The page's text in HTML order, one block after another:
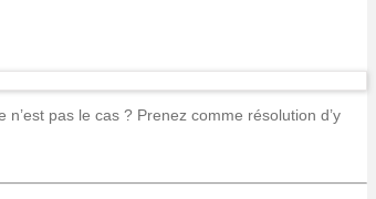
pas le cas ? Prenez comme résolution d’y